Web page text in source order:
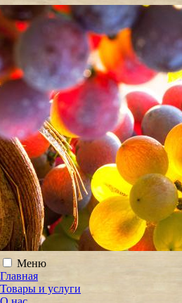
Меню
Главная
Товары и услуги